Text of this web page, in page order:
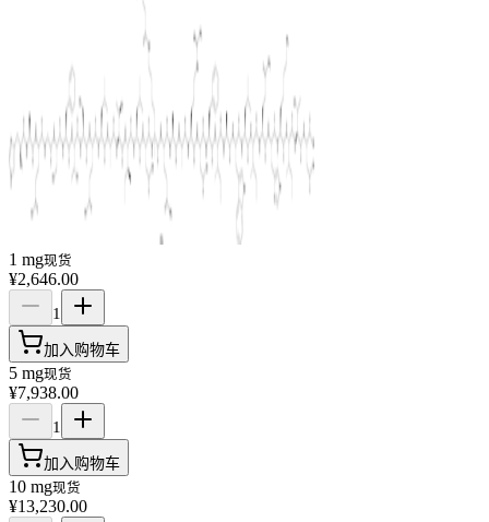
1 mg现货
¥2,646.00
1
加入购物车
5 mg现货
¥7,938.00
1
加入购物车
10 mg现货
¥13,230.00